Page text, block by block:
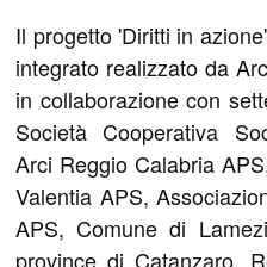
Il progetto 'Diritti in
integrato realizzato da
in collaborazione con
Società Cooperativa
Arci Reggio Calabria
Valentia APS,
APS, Comune di
province di Catanzaro,